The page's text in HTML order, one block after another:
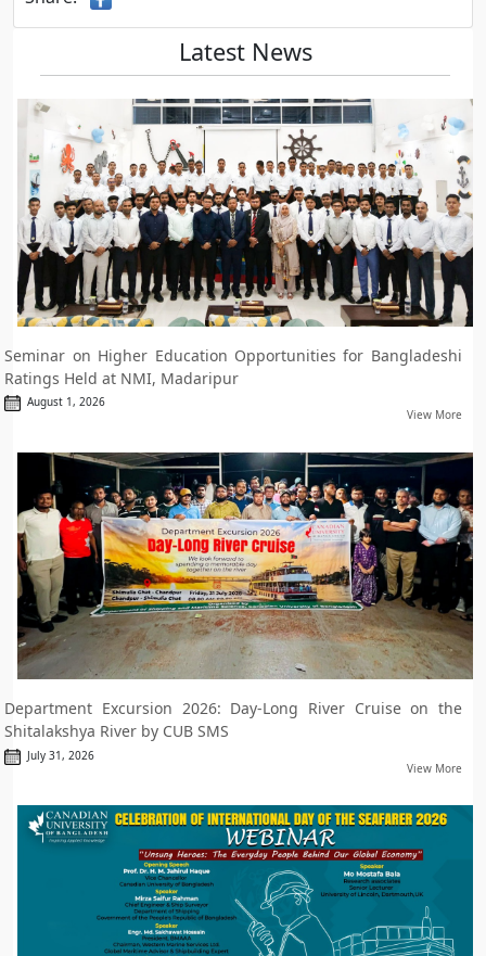
Latest News
Seminar on Higher Education Opportunities for Bangladeshi
Ratings Held at NMI, Madaripur
August 1, 2026
View More
Department Excursion 2026: Day-Long River Cruise on the
Shitalakshya River by CUB SMS
July 31, 2026
View More